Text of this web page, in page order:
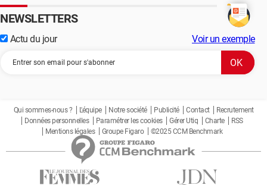
NEWSLETTERS
Actu du jour Voir un exemple
Qui sommes-nous ? L'équipe Notre société Publicité Contact
Recrutement
Données personnelles
Paramétrer les cookies Gérer Utiq Charte
RSS
Mentions légales
Groupe Figaro ©2025 CCM Benchmark